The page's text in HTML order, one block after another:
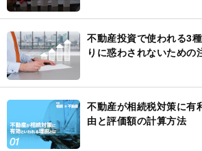
不動産投資で使われる3
りに惑わされないための
不動産が相続税対策に有
由と評価額の計算方法